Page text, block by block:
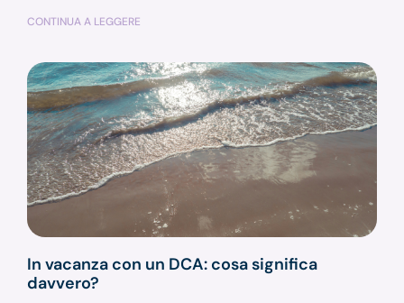
CONTINUA A LEGGERE
In vacanza con un DCA: cosa significa
davvero?